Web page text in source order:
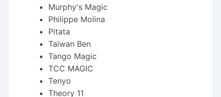
Murphy's Magic
Philippe Molina
Pitata
Taïwan Ben
Tango Magic
TCC MAGIC
Tenyo
Theory 11